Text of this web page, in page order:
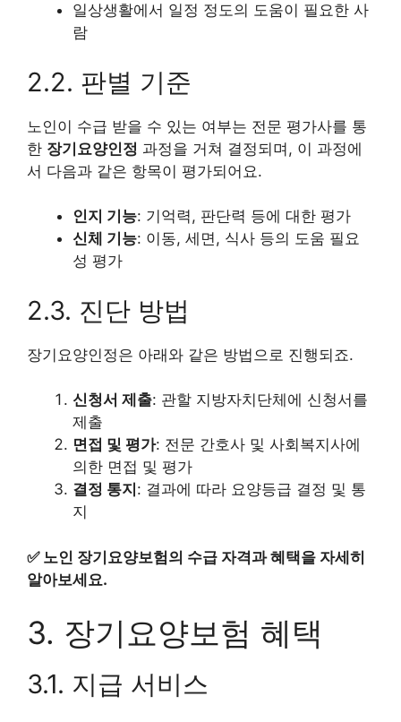
일상생활에서 일정 정도의 도움이 필요한 사
람
2.2. 판별 기준
노인이 수급 받을 수 있는 여부는 전문 평가사를 통
한 장기요양인정 과정을 거쳐 결정되며, 이 과정에
서 다음과 같은 항목이 평가되어요.
인지 기능: 기억력, 판단력 등에 대한 평가
신체 기능: 이동, 세면, 식사 등의 도움 필요
성 평가
2.3. 진단 방법
장기요양인정은 아래와 같은 방법으로 진행되죠.
신청서 제출: 관할 지방자치단체에 신청서를
제출
면접 및 평가: 전문 간호사 및 사회복지사에
의한 면접 및 평가
결정 통지 : 결과에 따라 요양등급 결정 및 통
지
✅ 노인 장기요양보험의 수급 자격과 혜택을 자세히
알아보세요.
3. 장기요양보험 혜택
3.1. 지급 서비스